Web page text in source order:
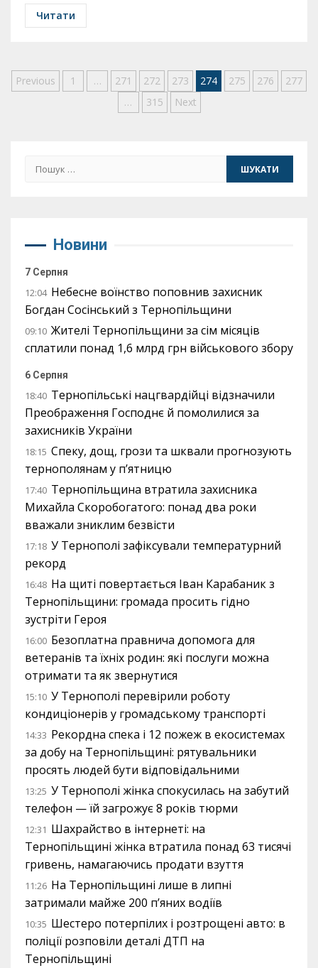
Читати
Пагінація
Previous 1 … 271 272 273 274 275 276
277
…
315 Next
Пошук:
Новини
7 Серпня
12:04 Небесне воїнство поповнив захисник
Богдан Сосінський з Тернопільщини
09:10 Жителі Тернопільщини за сім місяців
сплатили понад 1,6 млрд грн військового збору
6 Серпня
18:40 Тернопільські нацгвардійці відзначили
Преображення Господнє й помолилися за
захисників України
18:15 Спеку, дощ, грози та шквали прогнозують
тернополянам у п’ятницю
17:40 Тернопільщина втратила захисника
Михайла Скоробогатого: понад два роки
вважали зниклим безвісти
17:18 У Тернополі зафіксували температурний
рекорд
16:48 На щиті повертається Іван Карабаник з
Тернопільщини: громада просить гідно
зустріти Героя
16:00 Безоплатна правнича допомога для
ветеранів та їхніх родин: які послуги можна
отримати та як звернутися
15:10 У Тернополі перевірили роботу
кондиціонерів у громадському транспорті
14:33 Рекордна спека і 12 пожеж в екосистемах
за добу на Тернопільщині: рятувальники
просять людей бути відповідальними
13:25 У Тернополі жінка спокусилась на забутий
телефон — їй загрожує 8 років тюрми
12:31 Шахрайство в інтернеті: на
Тернопільщині жінка втратила понад 63 тисячі
гривень, намагаючись продати взуття
11:26 На Тернопільщині лише в липні
затримали майже 200 п’яних водіїв
10:35 Шестеро потерпілих і розтрощені авто: в
поліції розповіли деталі ДТП на
Тернопільщині